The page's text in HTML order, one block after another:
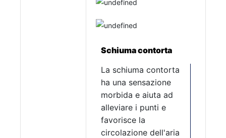
Schiuma contorta
La schiuma contorta
ha una sensazione
morbida e aiuta ad
alleviare i punti e
favorisce la
circolazione dell'aria